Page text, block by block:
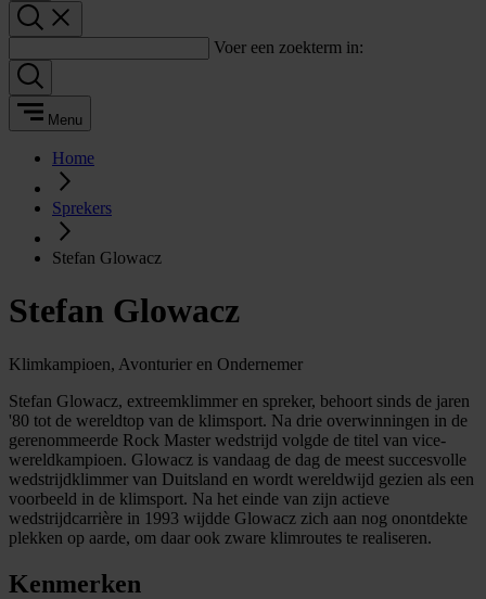
Voer een zoekterm in:
Menu
Home
Sprekers
Stefan Glowacz
Stefan Glowacz
Klimkampioen, Avonturier en Ondernemer
Stefan Glowacz, extreemklimmer en spreker, behoort sinds de jaren
'80 tot de wereldtop van de klimsport. Na drie overwinningen in de
gerenommeerde Rock Master wedstrijd volgde de titel van vice-
wereldkampioen. Glowacz is vandaag de dag de meest succesvolle
wedstrijdklimmer van Duitsland en wordt wereldwijd gezien als een
voorbeeld in de klimsport. Na het einde van zijn actieve
wedstrijdcarrière in 1993 wijdde Glowacz zich aan nog onontdekte
plekken op aarde, om daar ook zware klimroutes te realiseren.
Kenmerken